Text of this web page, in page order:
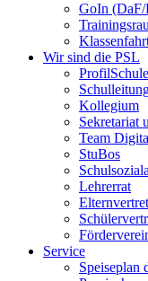
GoIn
Wir sind die PSL
Kollegium
Sekretariat
Team
StuBos
Lehrerrat
Service
Speiseplan